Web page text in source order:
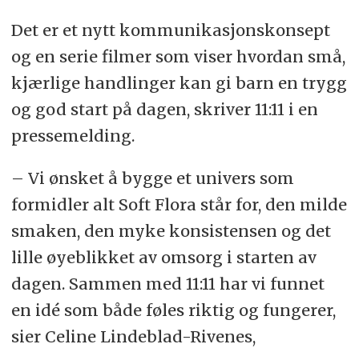
Det er et nytt kommunikasjonskonsept
og en serie filmer som viser hvordan små,
kjærlige handlinger kan gi barn en trygg
og god start på dagen, skriver 11:11 i en
pressemelding.
– Vi ønsket å bygge et univers som
formidler alt Soft Flora står for, den milde
smaken, den myke konsistensen og det
lille øyeblikket av omsorg i starten av
dagen. Sammen med 11:11 har vi funnet
en idé som både føles riktig og fungerer,
sier Celine Lindeblad-Rivenes,